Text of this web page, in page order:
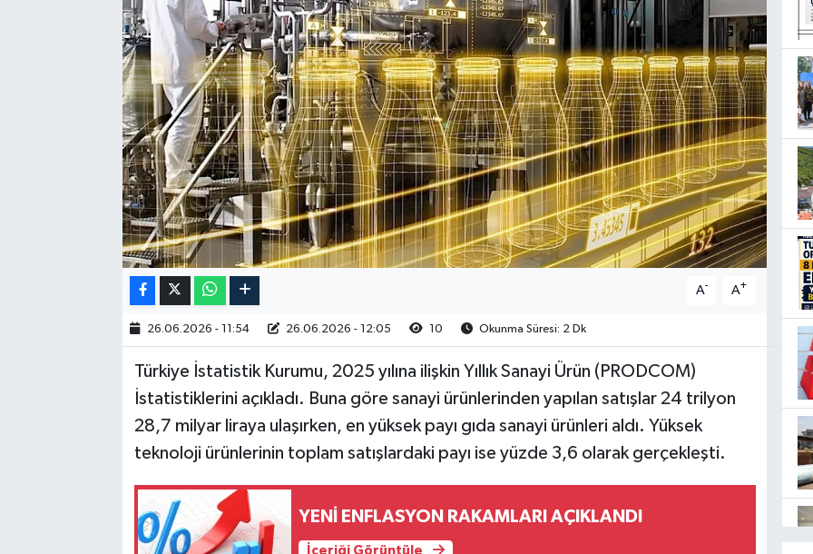
A- A+
26.06.2026 - 11:54 26.06.2026 - 12:05 10 Okunma Süresi: 2 Dk
Türkiye İstatistik Kurumu, 2025 yılına ilişkin Yıllık Sanayi Ürün (PRODCOM)
İstatistiklerini açıkladı. Buna göre sanayi ürünlerinden yapılan satışlar 24 trilyon
28,7 milyar liraya ulaşırken, en yüksek payı gıda sanayi ürünleri aldı. Yüksek
teknoloji ürünlerinin toplam satışlardaki payı ise yüzde 3,6 olarak gerçekleşti.
YENİ ENFLASYON RAKAMLARI AÇIKLANDI
İçeriği Görüntüle
RESMİ İLAN